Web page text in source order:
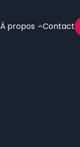
À propos Contact